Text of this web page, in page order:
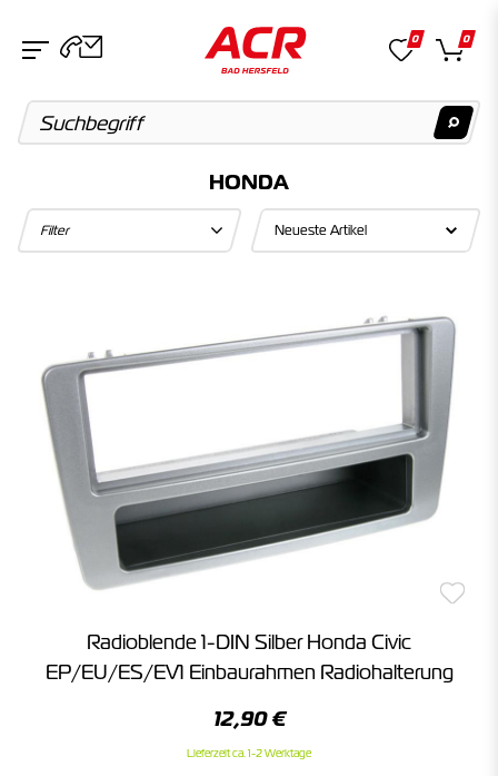
Keine Suchergebnisse gefunden.
Keine Suchergebnisse gefunden.
Kategorien
Keine Suchergebnisse gefunden.
0 0
HONDA
Filter
Radioblende 1-DIN Silber Honda Civic
EP/EU/ES/EV1 Einbaurahmen Radiohalterung
12,90 €
Lieferzeit ca. 1-2 Werktage